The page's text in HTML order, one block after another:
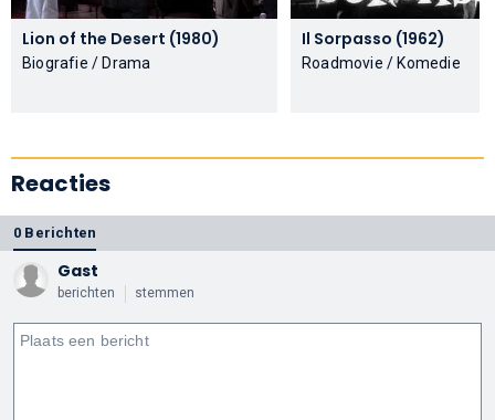
Lion of the Desert (1980)
Biografie / Drama
Il Sorpasso (1962)
Roadmovie / Komedie
Reacties
0 Berichten
Gast
berichten stemmen